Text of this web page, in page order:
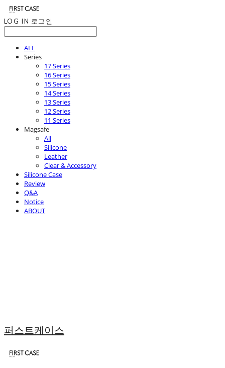
LOG IN 로그인
ALL
Series
17 Series
16 Series
15 Series
14 Series
13 Series
12 Series
11 Series
Magsafe
All
Silicone
Leather
Clear & Accessory
Silicone Case
Review
Q&A
Notice
ABOUT
퍼스트케이스